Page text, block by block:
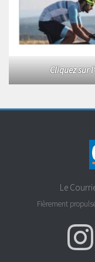
Cliquez sur
Le
Fièrement